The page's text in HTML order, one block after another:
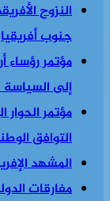
جنوب أفريقيا
إلى السياسة
مؤتمر
التوافق
المشهد
مفارقات